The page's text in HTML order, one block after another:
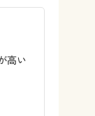
高い